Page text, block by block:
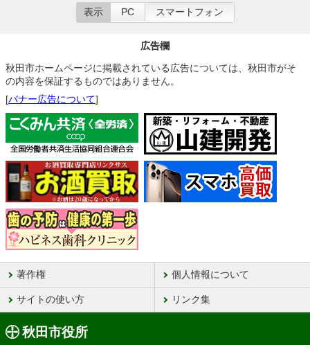
表示 PC スマートフォン
広告欄
秋田市ホームページに掲載されている広告については、秋田市がそ
の内容を保証するものではありません。
[バナー広告について]
著作権 個人情報について
サイトの使い方 リンク集
秋田市役所